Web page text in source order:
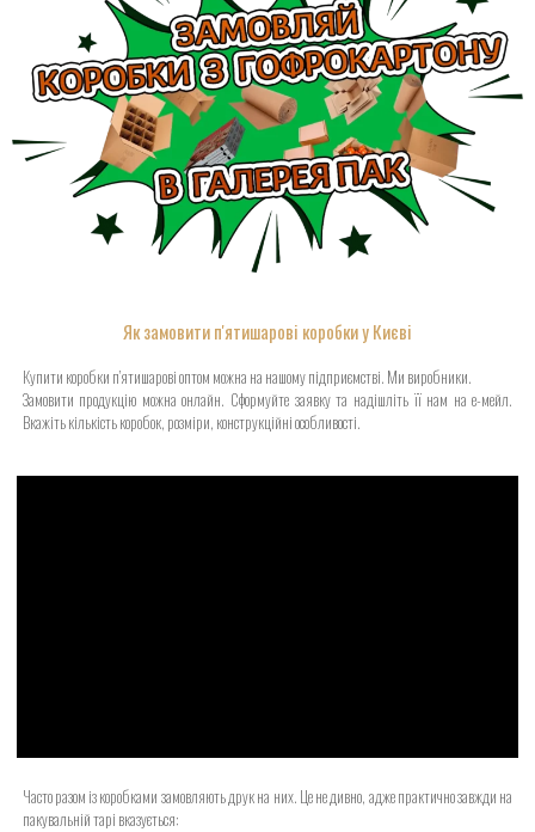
Як замовити п'ятишарові коробки у Києві
Купити коробки п’ятишарові оптом можна на нашому підприємстві. Ми виробники.
Замовити продукцію можна онлайн. Сформуйте заявку та надішліть її нам на е-мейл.
Вкажіть кількість коробок, розміри, конструкційні особливості.
Часто разом із коробками замовляють друк на них. Це не дивно, адже практично завжди на
пакувальній тарі вказується: